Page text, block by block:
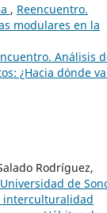
, Reencuentro.
modulares en la
Análisis
¿Hacia dónde
Rodríguez,
de
interculturalidad